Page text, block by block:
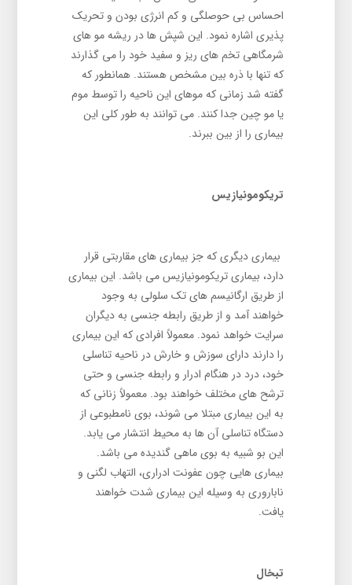
احساس بی حوصلگی و کم انرژی بودن و تحریک
پذیری اشاره نمود. این شپش ها در ریشه مو های
شرمگاهی تخم های ریز و سفید خود را می گذارند
که تنها با ذره بین مشخص هستند. همانطور که
گفته شد زمانی که موهای این ناحیه را توسط موم
یا مو چین جدا کنند. می ‌توانند به طور کلی این
بیماری را از بین ببرند.
تریکومونیازیس
بیماری دیگری که جز بیماری های مقاربتی قرار
دارد، بیماری تریکومونیازیس می باشد. این بیماری
از طریق ارگانیسم های تک سلولی به وجود
خواهند آمد و از طریق رابطه جنسی به دیگران
سرایت خواهد نمود. معمولاً افرادی که این بیماری
را دارند دارای سوزش و خارش در ناحیه تناسلی
خود، درد در هنگام ادرار و رابطه جنسی و حتی
ترشح های مختلف خواهند بود. معمولاً زنانی که
به این بیماری مبتلا می شوند، بوی نامطبوعی از
دستگاه تناسلی آن ها به محیط انتشار می ‌یابد.
این بو شبیه به بوی ماهی گندیده می باشد.
بیماری هایی چون عفونت ادراری، التهاب لگنی و
ناباروری به وسیله این بیماری شدت خواهند
یافت.
تبخال